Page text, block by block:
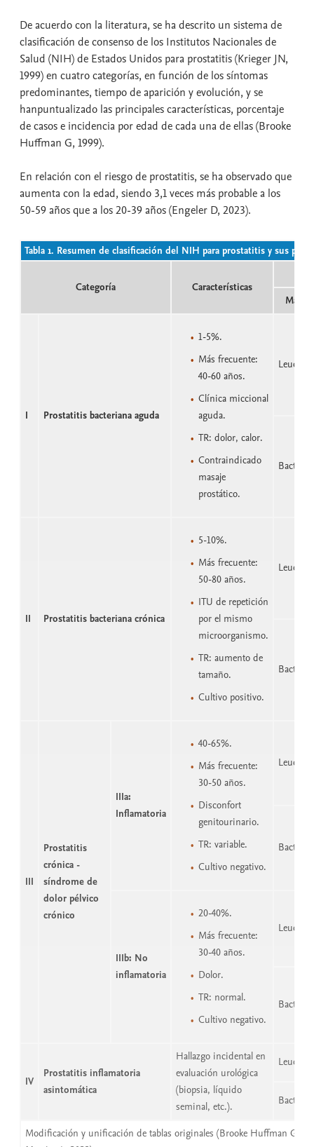
De acuerdo con la literatura, se ha descrito un sistema de
clasificación de consenso de los Institutos Nacionales de
Salud (NIH) de Estados Unidos para prostatitis (Krieger JN,
1999) en cuatro categorías, en función de los síntomas
predominantes, tiempo de aparición y evolución, y se
hanpuntualizado las principales características, porcentaje
de casos e incidencia por edad de cada una de ellas (Brooke
Huffman G, 1999).
En relación con el riesgo de prostatitis, se ha observado que
aumenta con la edad, siendo 3,1 veces más probable a los
50-59 años que a los 20-39 años (Engeler D, 2023).
Tabla 1. Resumen de clasificación del NIH para prostatitis y sus
Categoría
Características
Masaje
I Prostatitis bacteriana aguda
1-5%.
Más frecuente:
40-60 años.
Clínica miccional
aguda.
TR: dolor, calor.
Contraindicado
masaje
prostático.
Bacterias
II Prostatitis bacteriana crónica
5-10%.
Más frecuente:
50-80 años.
ITU de repetición
por el mismo
microorganismo.
TR: aumento de
tamaño.
Cultivo positivo.
Bacterias
III
Prostatitis
crónica -
síndrome de
dolor pélvico
crónico
IIIa:
Inflamatoria
40-65%.
Más frecuente:
30-50 años.
Disconfort
genitourinario.
TR: variable.
Cultivo negativo.
Bacterias
IIIb: No
inflamatoria
20-40%.
Más frecuente:
30-40 años.
Dolor.
TR: normal.
Cultivo negativo.
Bacterias
IV
Prostatitis inflamatoria
asintomática
Hallazgo incidental en
evaluación urológica
(biopsia, líquido
seminal, etc.).
Bacterias
Modificación y unificación de tablas originales (Brooke Huffman G,